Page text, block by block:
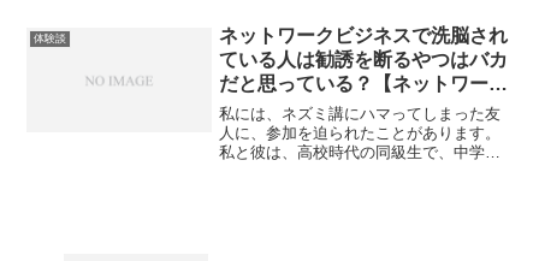
すよね。これがかなり腹が立つんですよ
ね。でもここまで洗脳され...
体験談
ネットワークビジネスで洗脳され
ている人は勧誘を断るやつはバカ
だと思っている？【ネットワーク
ビジネス勧誘体験談】
私には、ネズミ講にハマってしまった友
人に、参加を迫られたことがあります。
私と彼は、高校時代の同級生で、中学校